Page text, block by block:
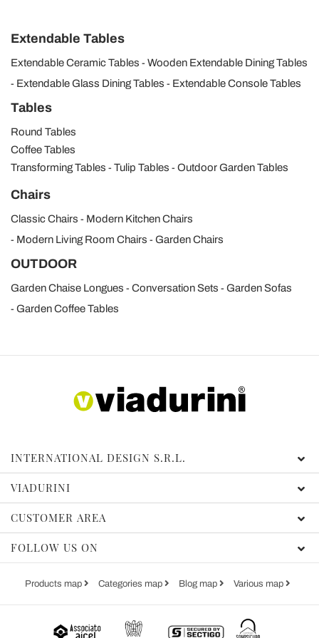
Extendable Tables
Extendable Ceramic Tables
Wooden Extendable Dining Tables
Extendable Glass Dining Tables
Extendable Console Tables
Tables
Round Tables
Coffee Tables
Transforming Tables
Tulip Tables Outdoor Garden Tables
Chairs
Classic Chairs
Modern Kitchen Chairs
Modern Living Room Chairs
Garden Chairs
OUTDOOR
Garden Chaise Longues Conversation Sets
Garden Sofas
Garden Coffee Tables
INTERNATIONAL DESIGN S.R.L.
VIADURINI
CUSTOMER AREA
FOLLOW US ON
Products map Categories map Blog map Various map